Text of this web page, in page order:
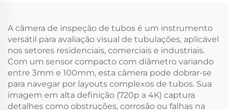
A câmera de inspeção de tubos é um instrumento
versátil para avaliação visual de tubulações, aplicável
nos setores residenciais, comerciais e industriais.
Com um sensor compacto com diâmetro variando
entre 3mm e 100mm, esta câmera pode dobrar-se
para navegar por layouts complexos de tubos. Sua
imagem em alta definição (720p a 4K) captura
detalhes como obstruções, corrosão ou falhas na